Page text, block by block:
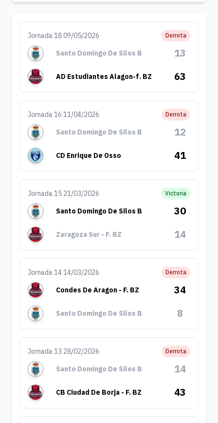
Jornada 18 09/05/2026 Derrota
Santo Domingo De Silos B 13
AD Estudiantes Alagon-f. BZ 63
Jornada 16 11/04/2026 Derrota
Santo Domingo De Silos B 12
CD Enrique De Osso 41
Jornada 15 21/03/2026 Victoria
Santo Domingo De Silos B 30
Zaragoza Sur - F. BZ 14
Jornada 14 14/03/2026 Derrota
Condes De Aragon - F. BZ 34
Santo Domingo De Silos B 8
Jornada 13 28/02/2026 Derrota
Santo Domingo De Silos B 14
CB Ciudad De Borja - F. BZ 43